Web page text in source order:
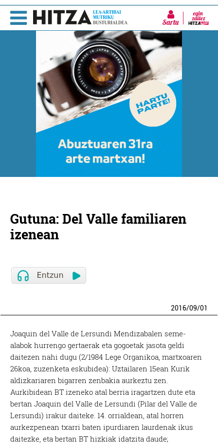
Sartu
Gutuna: Del Valle familiaren
izenean
2016/09/01
Joaquin del Valle de Lersundi Mendizabalen seme-
alabok hurrengo gertaerak eta gogoetak jasota geldi
daitezen nahi dugu (2/1984 Lege Organikoa, martxoaren
26koa, zuzenketa eskubidea): Uztailaren 15ean Kurik
aldizkariaren bigarren zenbakia aurkeztu zen.
Aurkibidean BT izeneko atal berria iragartzen dute eta
bertan Joaquin del Valle de Lersundi (Pilar del Valle de
Lersundi) irakur daiteke. 14. orrialdean, atal horren
aurkezpenean txarri baten ipurdiaren laurdenak ikus
daitezke, eta bertan BT hizkiak idatzita daude;